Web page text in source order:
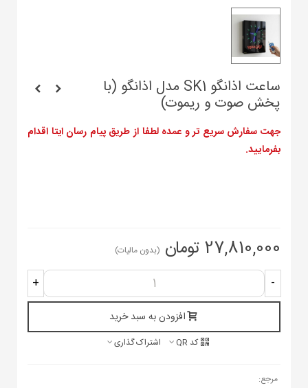
ساعت اذانگو SK1 مدل اذانگو (با
پخش صوت و ریموت)
جهت سفارش سریع تر و عمده لطفا از طریق پیام رسان ایتا اقدام
بفرمایید.
27,810,000 تومان (بدون مالیات)
-
+
افزودن به سبد خرید
کد QR اشتراک گذاری
مرجع: